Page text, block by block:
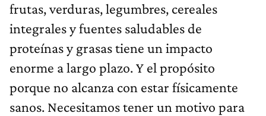
frutas, verduras, legumbres, cereales
integrales y fuentes saludables de
proteínas y grasas tiene un impacto
enorme a largo plazo. Y el propósito
porque no alcanza con estar físicamente
sanos. Necesitamos tener un motivo para